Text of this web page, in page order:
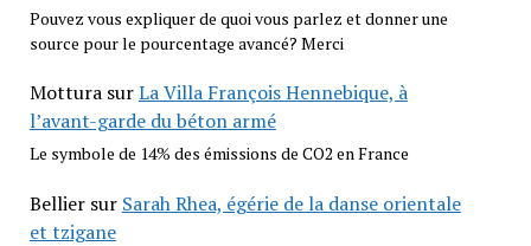
Pouvez vous expliquer de quoi vous parlez et donner une
source pour le pourcentage avancé? Merci
MotturasurLa Villa François Hennebique, à
l’avant-garde du béton armé
Le symbole de 14% des émissions de CO2 en France
Belliersur Sarah Rhea, égérie de la danse orientale
et tzigane